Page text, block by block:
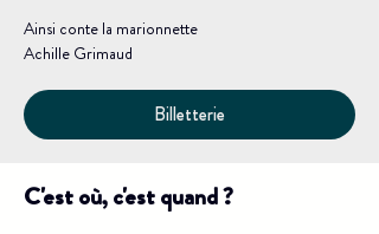
Ainsi conte la marionnette
Achille Grimaud
Billetterie
C'est où, c'est quand ?